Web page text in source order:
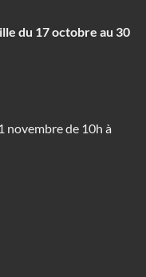
du 17 octobre au 30
novembre de 10h à